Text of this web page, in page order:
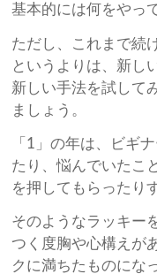
基本的には何をやっ
ただし、これまで続
というよりは、新し
新しい手法を試して
ましょう。
「1」の年は、ビギ
たり、悩んでいたこ
を押してもらったり
そのようなラッキー
つく度胸や心構えが
クに満ちたものにな